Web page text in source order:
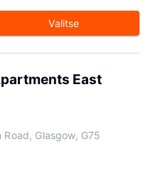
Valitse
East
Road, Glasgow, G75